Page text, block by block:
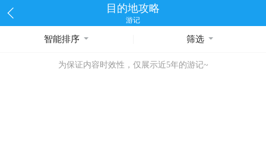
目的地攻略
游记
智能排序 筛选
为保证内容时效性，仅展示近5年的游记~